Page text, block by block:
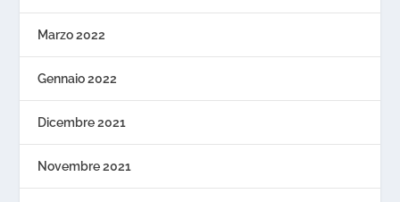
Marzo 2022
Gennaio 2022
Dicembre 2021
Novembre 2021